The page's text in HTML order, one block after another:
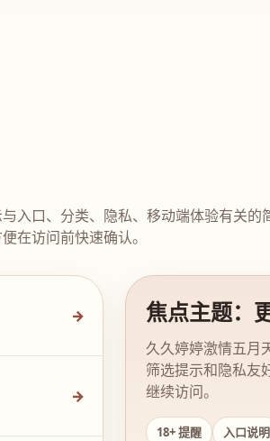
入口、分类、隐私、移动端体验有关的
在访问前快速确认。
→
→
焦点主题：
久久婷婷激情五月
筛选提示和隐私友
继续访问。
18+ 提醒 入口说明